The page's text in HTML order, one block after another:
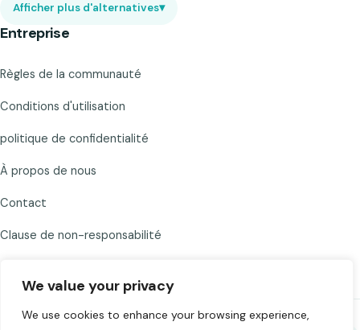
We value your privacy
We use cookies to enhance your browsing experience,
Afficher plus d'alternatives▾
Entreprise
Règles de la communauté
Conditions d'utilisation
politique de confidentialité
À propos de nous
Contact
Clause de non-responsabilité